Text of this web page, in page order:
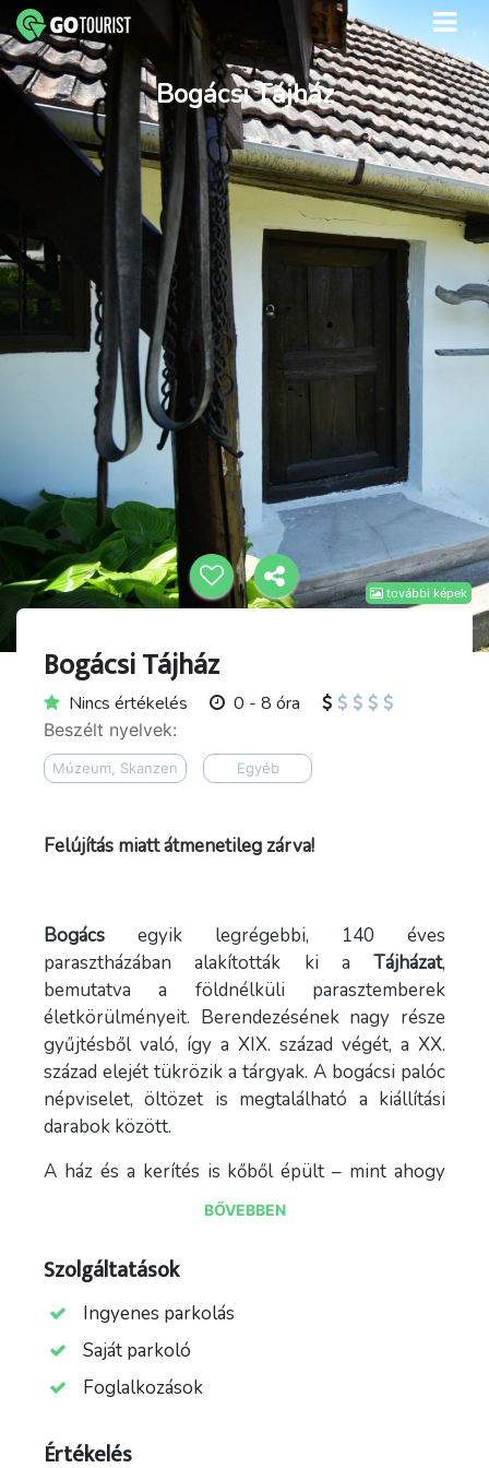
további képek
Bogácsi Tájház
Bogácsi Tájház
Nincs értékelés 0 - 8 óra
Beszélt nyelvek:
Múzeum, Skanzen Egyéb
Felújítás miatt átmenetileg zárva!
Bogács egyik legrégebbi, 140 éves
parasztházában alakították ki a Tájházat,
bemutatva a földnélküli parasztemberek
életkörülményeit. Berendezésének nagy része
gyűjtésből való, így a XIX. század végét, a XX.
század elejét tükrözik a tárgyak. A bogácsi palóc
népviselet, öltözet is megtalálható a kiállítási
darabok között.
A ház és a kerítés is kőből épült – mint ahogy
Bogácson szinte minden –, a köveket sárral
Az épület a XIX. század végén kialakult,
háromosztatú parasztháztípus képviselője:
helyiségei – szoba, konyha, kamra – egymás után
következnek. Rövid vége néz az utcára, egyetlen
bejárata a középső helyiségbe, a pitvarba
Külön bejárata csak az istállónak van.
BŐVEBBEN
Szolgáltatások
Ingyenes parkolás
Saját parkoló
Foglalkozások
Értékelés